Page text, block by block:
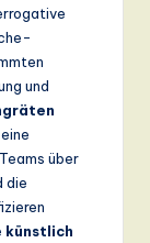
und
über
die
künstlich